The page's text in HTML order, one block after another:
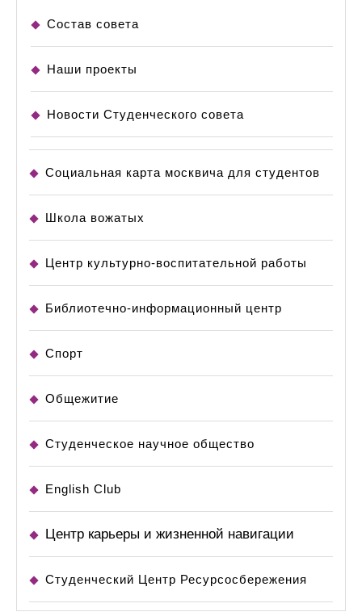
Состав совета
Наши проекты
Новости Студенческого совета
Социальная карта москвича для студентов
Школа вожатых
Центр культурно-воспитательной работы
Библиотечно-информационный центр
Спорт
Общежитие
Студенческое научное общество
English Club
Центр карьеры и жизненной навигации
Студенческий Центр Ресурсосбережения